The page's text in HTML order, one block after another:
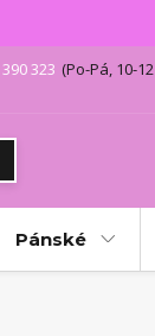
323 (Po-Pá, 10-
Pánské